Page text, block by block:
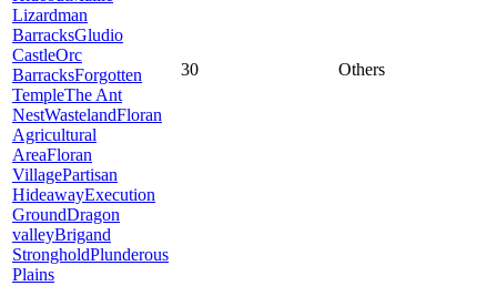
Lizardman
BarracksGludio
CastleOrc
BarracksForgotten
TempleThe Ant
NestWastelandFloran
Agricultural
AreaFloran
VillagePartisan
HideawayExecution
GroundDragon
valleyBrigand
StrongholdPlunderous
Plains
30 Others